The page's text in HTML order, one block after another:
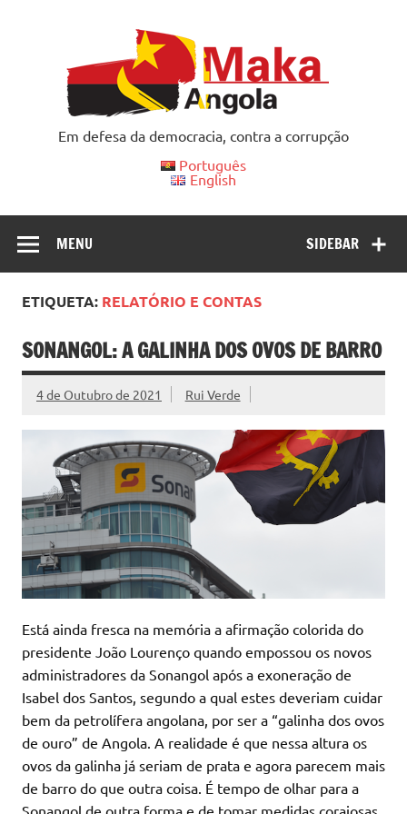
Em defesa da democracia, contra a corrupção
Português
English
SIDEBAR
MENU
ETIQUETA: RELATÓRIO E CONTAS
SONANGOL: A GALINHA DOS OVOS DE BARRO
4 de Outubro de 2021 Rui Verde
Está ainda fresca na memória a afirmação colorida do
presidente João Lourenço quando empossou os novos
administradores da Sonangol após a exoneração de
Isabel dos Santos, segundo a qual estes deveriam cuidar
bem da petrolífera angolana, por ser a “galinha dos ovos
de ouro” de Angola. A realidade é que nessa altura os
ovos da galinha já seriam de prata e agora parecem mais
de barro do que outra coisa. É tempo de olhar para a